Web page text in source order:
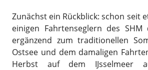
Zunächst ein Rückblick: schon seit
einigen Fahrtenseglern des
ergänzend zum traditionellen
Ostsee und dem damaligen
Herbst auf dem IJsselmeer